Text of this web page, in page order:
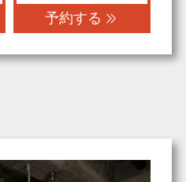
予約する